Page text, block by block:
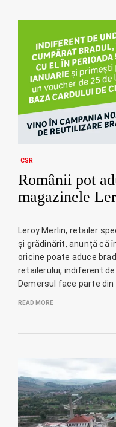
CSR
Românii pot
magazinele
Leroy Merlin, retailer
și grădinărit, anunță că
oricine poate aduce
retailerului, indiferent
Demersul face parte
READ MORE